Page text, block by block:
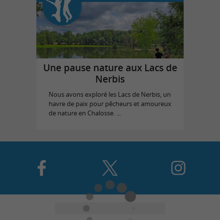
Une pause nature aux Lacs de
Nerbis
Nous avons exploré les Lacs de Nerbis, un
havre de paix pour pêcheurs et amoureux
de nature en Chalosse. ...